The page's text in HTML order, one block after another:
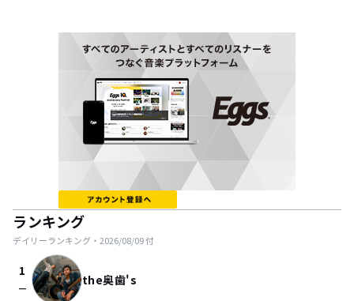
ランキング
デイリーランキング・ 2026/08/09付
1
check_indeterminate_small the奥歯's